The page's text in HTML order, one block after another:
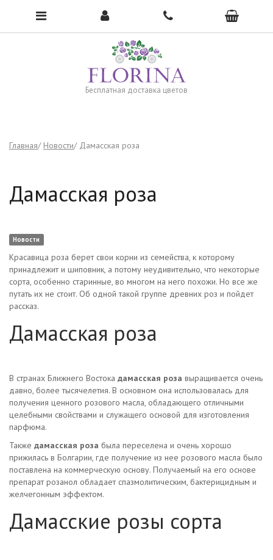
Бесплатная доставка цветов
Чтобы открыть меню, нажмите сюда →
Главная Новости Дамасская роза
Дамасская роза
Новости
Красавица роза берет свои корни из семейства, к которому
принадлежит и шиповник, а потому неудивительно, что некоторые
сорта, особенно старинные, во многом на него похожи. Но все же
путать их не стоит. Об одной такой группе древних роз и пойдет
рассказ.
Дамасская роза
В странах Ближнего Востока дамасская роза выращивается очень
давно, более тысячелетия. В основном она использовалась для
получения ценного розового масла, обладающего отличными
целебными свойствами и служащего основой для изготовления
парфюма.
Также дамасская роза была переселена и очень хорошо
прижилась в Болгарии, где получение из нее розового масла было
поставлена на коммерческую основу. Получаемый на его основе
препарат розанол обладает спазмолитическим, бактерицидным и
желчегонным эффектом.
Дамасские розы сорта